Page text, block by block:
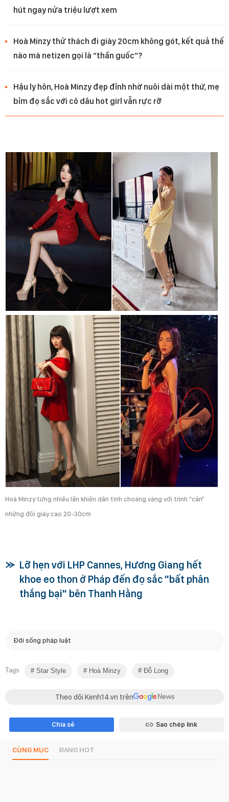
hút ngay nửa triệu lượt xem
Hoà Minzy thử thách đi giày 20cm không gót, kết quả thế
nào mà netizen gọi là “thần guốc”?
Hậu ly hôn, Hoà Minzy đẹp đỉnh nhờ nuôi dài một thứ, mẹ
bỉm đọ sắc với cô dâu hot girl vẫn rực rỡ
Hoà Minzy từng nhiều lần khiến dân tình choáng váng với trình "cân"
những đôi giày cao 20-30cm
Lỡ hẹn với LHP Cannes, Hương Giang hết
khoe eo thon ở Pháp đến đọ sắc "bất phân
thắng bại" bên Thanh Hằng
Đời sống pháp luật
Tags Star Style Hoà Minzy Đỗ Long
Theo dõi Kenh14.vn trên
Chia sẻ Sao chép link
CÙNG MỤC ĐANG HOT